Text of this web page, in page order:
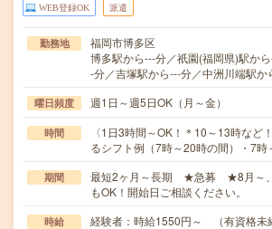
WEB登録OK 派遣
勤務地
福岡市博多区
博多駅から---分／祇園(福岡県)駅か
-分／吉塚駅から---分／中洲川端駅か
曜日頻度 週1日～週5日OK（月～金）
時間
〈1日3時間～OK！＊10～13時な
るシフト例（7時～20時の間）・7
期間
最短2ヶ月～長期 ★急募 ★8月～、
もOK！開始日ご相談ください。
時給
経験者：時給1550円～ （有資格未